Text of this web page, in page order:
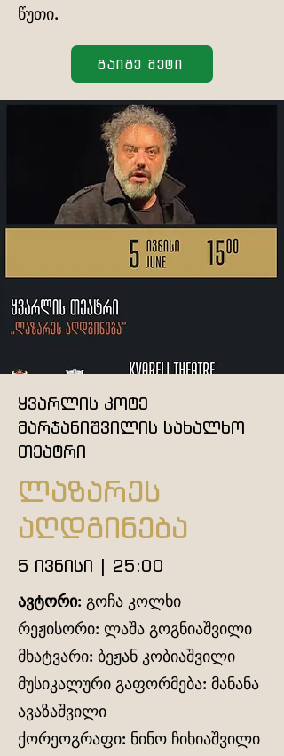
წუთი.
გაიგე მეტი
ყვარლის კოტე
მარჯანიშვილის სახალხო
თეატრი
ლაზარეს
აღდგინება
5 ივნისი | 25:00
ავტორი: გოჩა კოლხი
რეჟისორი: ლაშა გოგნიაშვილი
მხატვარი: ბეჟან კობიაშვილი
მუსიკალური გაფორმება: მანანა
ავაზაშვილი
ქორეოგრაფი: ნინო ჩიხიაშვილი